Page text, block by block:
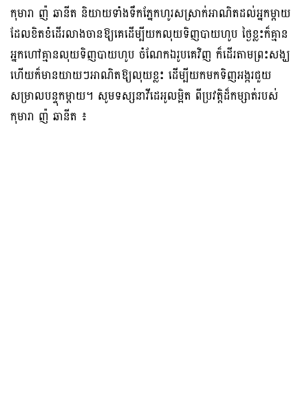
កុមារា ញ៉ ឆានីត និយាយទាំងទឹកភ្នែកហូរសស្រាក់អាណិតដល់អ្នកម្ដាយ
ដែលខិតខំដើរលាងចានឱ្យគេដើម្បីយកលុយទិញបាយហូប ថ្ងៃខ្លះក៏គ្មាន
អ្នកហៅគ្មានលុយទិញបាយហូប ចំណែកឯរូបគេវិញ ក៏ដើរតាមព្រះសង្ឃ
ហើយក៏មានយាយៗអាណិតឱ្យលុយខ្លះ ដើម្បីយកមកទិញអង្ករជួយ
សម្រាលបន្ទុកម្ដាយ។ សូមទស្សនាវីដេអូលម្អិត ពីប្រវត្តិដ៏កម្សាត់របស់
កុមារា ញ៉ ឆានីត ៖